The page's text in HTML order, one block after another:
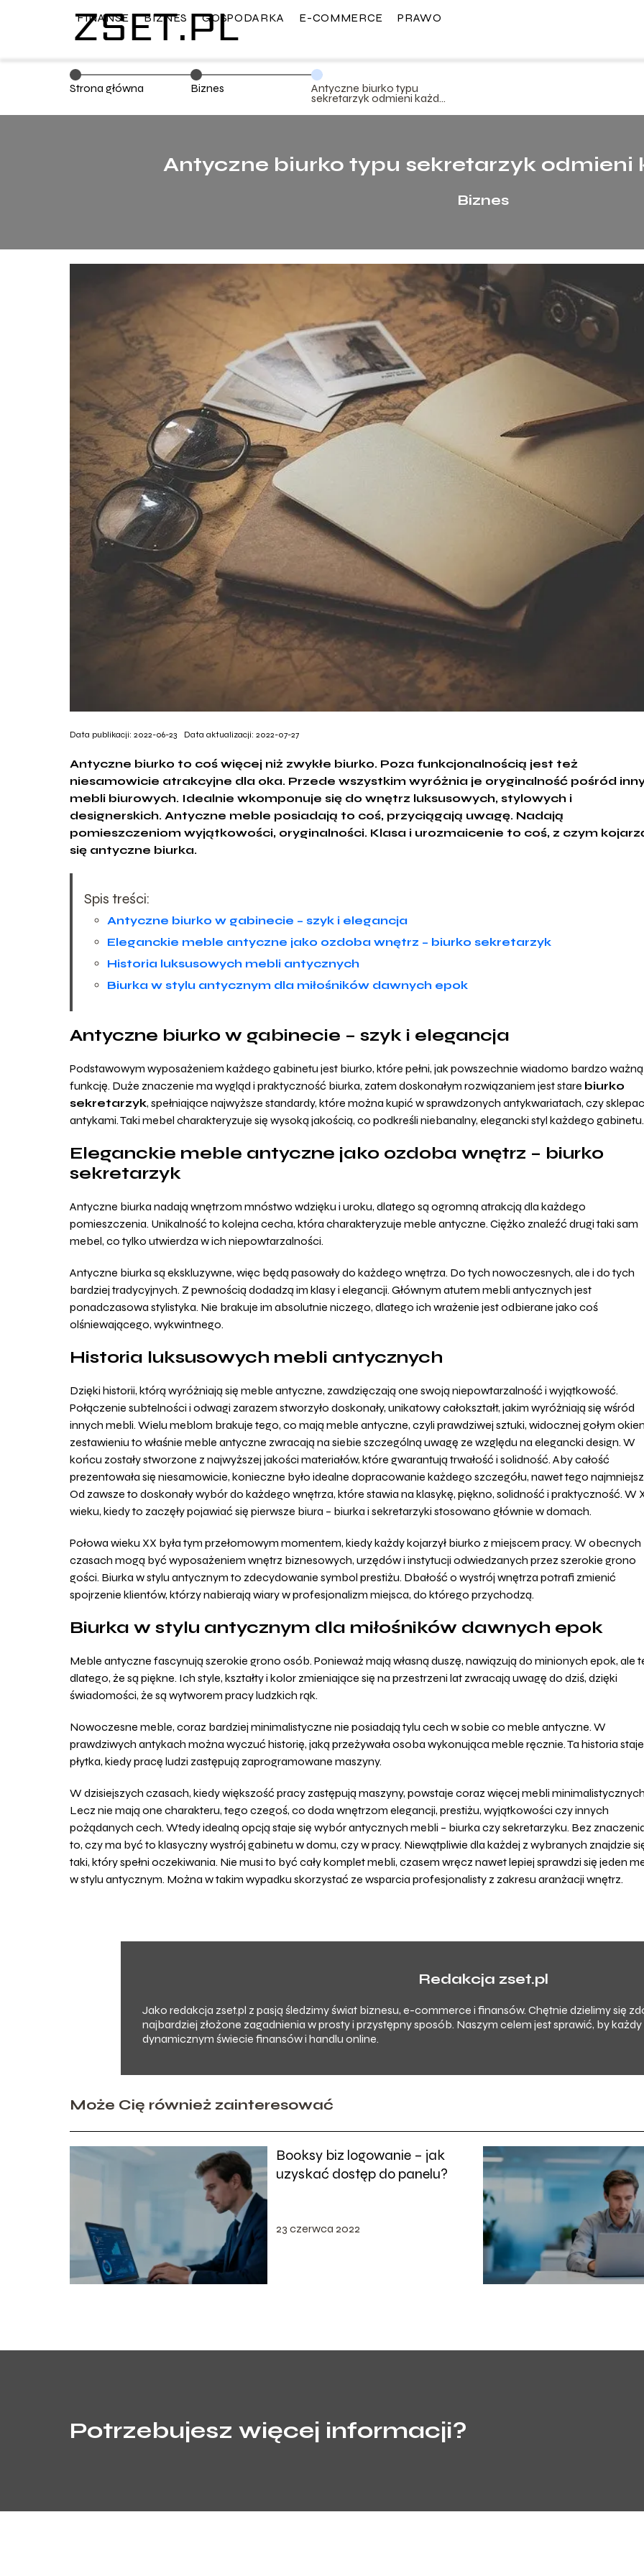
FINANSE BIZNES GOSPODARKA E-COMMERCE PRAWO
Strona główna Biznes Antyczne biurko typu
sekretarzyk odmieni każde
Antyczne biurko typu sekretarzyk odmieni
Biznes
Data publikacji: 2022-06-23 Data aktualizacji: 2022-07-27
Antyczne biurko to coś więcej niż zwykłe biurko. Poza funkcjonalnością jest też
niesamowicie atrakcyjne dla oka. Przede wszystkim wyróżnia je oryginalność pośród
mebli biurowych. Idealnie wkomponuje się do wnętrz luksusowych, stylowych i
designerskich. Antyczne meble posiadają to coś, przyciągają uwagę. Nadają
pomieszczeniom wyjątkowości, oryginalności. Klasa i urozmaicenie to coś, z czym
się antyczne biurka.
Spis treści:
Antyczne biurko w gabinecie – szyk i elegancja
Eleganckie meble antyczne jako ozdoba wnętrz – biurko sekretarzyk
Historia luksusowych mebli antycznych
Biurka w stylu antycznym dla miłośników dawnych epok
Antyczne biurko w gabinecie – szyk i elegancja
Podstawowym wyposażeniem każdego gabinetu jest biurko, które pełni, jak powszechnie wiadomo bardzo ważną
funkcję. Duże znaczenie ma wygląd i praktyczność biurka, zatem doskonałym rozwiązaniem jest stare biurko
sekretarzyk, spełniające najwyższe standardy, które można kupić w sprawdzonych antykwariatach, czy
antykami. Taki mebel charakteryzuje się wysoką jakością, co podkreśli niebanalny, elegancki styl każdego gabinetu.
Eleganckie meble antyczne jako ozdoba wnętrz – biurko
sekretarzyk
Antyczne biurka nadają wnętrzom mnóstwo wdzięku i uroku, dlatego są ogromną atrakcją dla każdego
pomieszczenia. Unikalność to kolejna cecha, która charakteryzuje meble antyczne. Ciężko znaleźć drugi taki sam
mebel, co tylko utwierdza w ich niepowtarzalności.
Antyczne biurka są ekskluzywne, więc będą pasowały do każdego wnętrza. Do tych nowoczesnych, ale i do tych
bardziej tradycyjnych. Z pewnością dodadzą im klasy i elegancji. Głównym atutem mebli antycznych jest
ponadczasowa stylistyka. Nie brakuje im absolutnie niczego, dlatego ich wrażenie jest odbierane jako coś
olśniewającego, wykwintnego.
Historia luksusowych mebli antycznych
Dzięki historii, którą wyróżniają się meble antyczne, zawdzięczają one swoją niepowtarzalność i wyjątkowość.
Połączenie subtelności i odwagi zarazem stworzyło doskonały, unikatowy całokształt, jakim wyróżniają się wśród
innych mebli. Wielu meblom brakuje tego, co mają meble antyczne, czyli prawdziwej sztuki, widocznej gołym
zestawieniu to właśnie meble antyczne zwracają na siebie szczególną uwagę ze względu na elegancki design. W
końcu zostały stworzone z najwyższej jakości materiałów, które gwarantują trwałość i solidność. Aby całość
prezentowała się niesamowicie, konieczne było idealne dopracowanie każdego szczegółu, nawet tego
Od zawsze to doskonały wybór do każdego wnętrza, które stawia na klasykę, piękno, solidność i praktyczność. W
wieku, kiedy to zaczęły pojawiać się pierwsze biura – biurka i sekretarzyki stosowano głównie w domach.
Połowa wieku XX była tym przełomowym momentem, kiedy każdy kojarzył biurko z miejscem pracy. W obecnych
czasach mogą być wyposażeniem wnętrz biznesowych, urzędów i instytucji odwiedzanych przez szerokie grono
gości. Biurka w stylu antycznym to zdecydowanie symbol prestiżu. Dbałość o wystrój wnętrza potrafi zmienić
spojrzenie klientów, którzy nabierają wiary w profesjonalizm miejsca, do którego przychodzą.
Biurka w stylu antycznym dla miłośników dawnych epok
Meble antyczne fascynują szerokie grono osób. Ponieważ mają własną duszę, nawiązują do minionych epok, ale
dlatego, że są piękne. Ich style, kształty i kolor zmieniające się na przestrzeni lat zwracają uwagę do dziś, dzięki
świadomości, że są wytworem pracy ludzkich rąk.
Nowoczesne meble, coraz bardziej minimalistyczne nie posiadają tylu cech w sobie co meble antyczne. W
prawdziwych antykach można wyczuć historię, jaką przeżywała osoba wykonująca meble ręcznie. Ta historia
płytka, kiedy pracę ludzi zastępują zaprogramowane maszyny.
W dzisiejszych czasach, kiedy większość pracy zastępują maszyny, powstaje coraz więcej mebli
Lecz nie mają one charakteru, tego czegoś, co doda wnętrzom elegancji, prestiżu, wyjątkowości czy innych
pożądanych cech. Wtedy idealną opcją staje się wybór antycznych mebli – biurka czy sekretarzyku. Bez
to, czy ma być to klasyczny wystrój gabinetu w domu, czy w pracy. Niewątpliwie dla każdej z wybranych znajdzie
taki, który spełni oczekiwania. Nie musi to być cały komplet mebli, czasem wręcz nawet lepiej sprawdzi się jeden
w stylu antycznym. Można w takim wypadku skorzystać ze wsparcia profesjonalisty z zakresu aranżacji wnętrz.
Redakcja zset.pl
Jako redakcja zset.pl z pasją śledzimy świat biznesu, e-commerce i finansów. Chętnie dzielimy się
najbardziej złożone zagadnienia w prosty i przystępny sposób. Naszym celem jest sprawić, by
dynamicznym świecie finansów i handlu online.
Może Cię również zainteresować
Booksy biz logowanie – jak
uzyskać dostęp do panelu?
23 czerwca 2022
Potrzebujesz więcej informacji?